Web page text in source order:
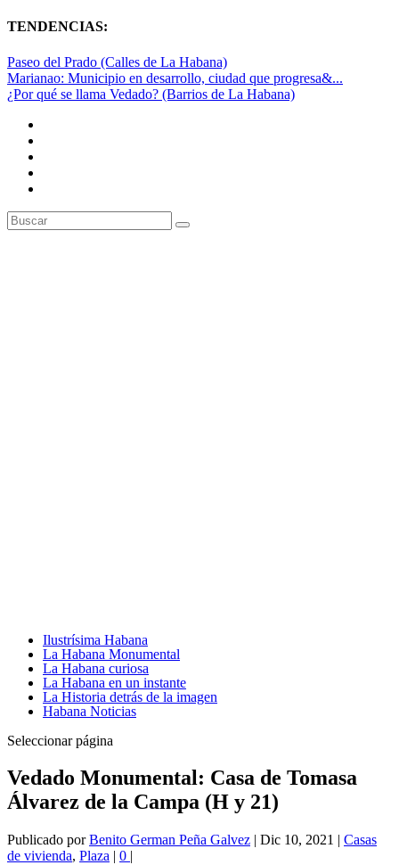
TENDENCIAS:
Paseo del Prado (Calles de La Habana)
Marianao: Municipio en desarrollo, ciudad que progresa&...
¿Por qué se llama Vedado? (Barrios de La Habana)
Ilustrísima Habana
La Habana Monumental
La Habana curiosa
La Habana en un instante
La Historia detrás de la imagen
Habana Noticias
Seleccionar página
Vedado Monumental: Casa de Tomasa
Álvarez de la Campa (H y 21)
Publicado porBenito German Peña Galvez | Dic 10, 2021 | Casas
de vivienda, Plaza | 0 |